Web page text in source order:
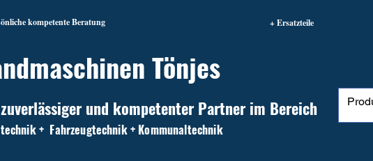
kompetente Beratung + Ersatzteile
Tönjes
und kompetenter Partner im Bereich
+ Fahrzeugtechnik + Kommunaltechnik